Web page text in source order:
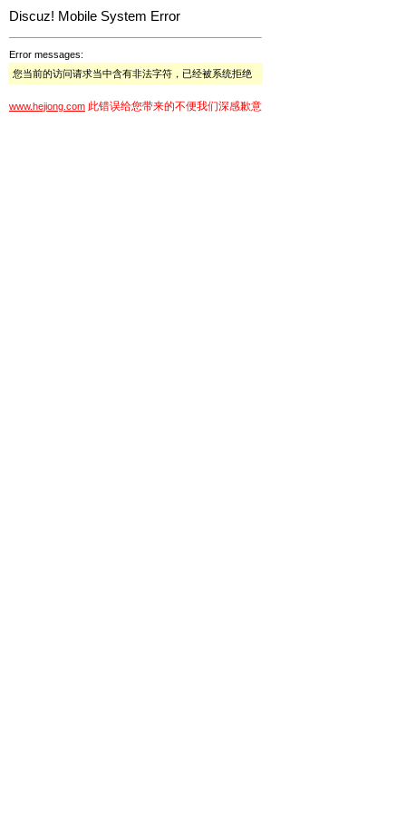
Discuz! Mobile System Error
Error messages:
您当前的访问请求当中含有非法字符，已经被系统拒绝
www.hejiong.com 此错误给您带来的不便我们深感歉意